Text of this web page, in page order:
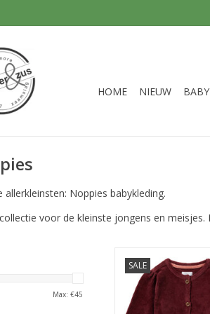
HOME NIEUW BABY
allerkleinsten: Noppies babykleding.
voor de kleinste jongens en
Max: €45
SALEsleeve Oxblood
TOEVOEGEN AAN